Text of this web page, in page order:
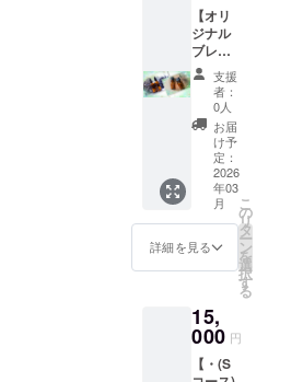
香りを
ご記入
下さい
） ② （
お好き
な香り
や苦手
な香り
をご記
入下さ
無し（
あまり
クセの
ないオ
イルを2
届けし
ます ） ​
─────
──​
い。 ​
─────
──​
─────
── ◆お
名前(フ
リガ
ナ)： ◆
お誕生
日： ​​
─────
─────
垂ら
し、お
身体等
へのセ
ルフ
マッ
サー
ジ。 ・
オイル
が染み
込みや
すい木
製のア
(100円
位から
や、専
用の
ポット
等に数
す。 ※
医薬品
や化粧
品類で
はあり
ません
ので、
肌に直
接つけ
ないよ
うにし
て下さ
い。 ※
使用に
同封致
しま
す。 ​
─────
のお誕
生日月
に、ギ
フトを
お送り
しま
す。 ①
ブリ
ザード
フラ
ワー(3
千円相
当) ②
メッ
に、下
記の内
容をコ
ピペ
【オリ
ジナル
ブレン
ドのア
ロマオ
イル‪✕‬2
本＆ス
プレー‬2
本のお
届け】
■アロマ
オイル
10ml‪✕‬2
本 ■ア
ロマス
プレー
本 ・リ
ラック
ス系・
消臭
支援
者：
0人
お届
け予
定：
2026
年03
月
詳細を見る
こ
の
リ
タ
ー
ン
を
選
択
す
る
15,
000 円
【・(S